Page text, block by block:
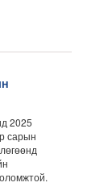
2025
сарын